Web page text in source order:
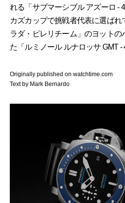
れる「サブマーシブル アズーロ -
カズカップで挑戦者代表に選ばれ
ラダ・ピレリチーム」のヨットの
た「ルミノール ルナロッサ GMT -
Originally published on watchtime.com
Text by Mark Bernardo